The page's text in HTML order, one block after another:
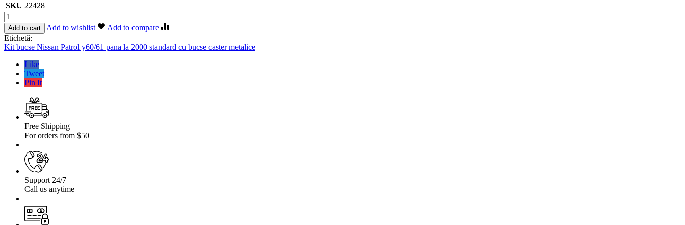
SKU 22428
Cantitate
Kit
bucse
Nissan
Patrol
y60/61
standard
bucse
metalice
Add to cart Add to wishlist
Add to compare
Etichetă:
Kit bucse Nissan Patrol y60/61 pana la 2000 standard cu bucse caster metalice
Like
Tweet
Pin It
Free Shipping
For orders from $50
Support 24/7
Call us anytime